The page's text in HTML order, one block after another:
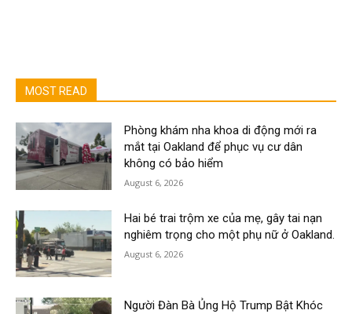
MOST READ
Phòng khám nha khoa di động mới ra
mắt tại Oakland để phục vụ cư dân
không có bảo hiểm
August 6, 2026
Hai bé trai trộm xe của mẹ, gây tai nạn
nghiêm trọng cho một phụ nữ ở Oakland.
August 6, 2026
Người Đàn Bà Ủng Hộ Trump Bật Khóc